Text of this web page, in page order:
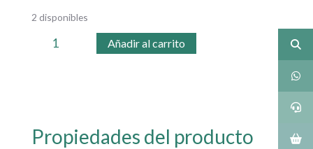
2 disponibles
sorbete
Limitada
Añadir al carrito
Propiedades del producto